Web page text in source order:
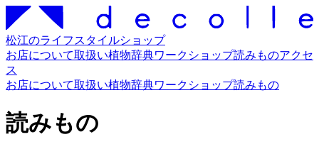
松江のライフスタイルショップ
お店について取扱い植物辞典ワークショップ読みものアクセ
ス
お店について取扱い植物辞典ワークショップ読みもの
読みもの